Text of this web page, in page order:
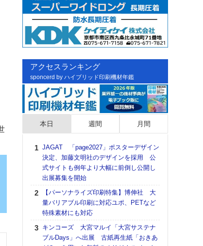
アクセスランキング
sponcerd by ハイブリッド印刷機材年鑑
本日 週間 月間
JAGAT 「page2027」ポスターデザイン
決定、加藤文明社のデザインを採用 公
式サイトも例年より大幅に前倒し公開し
出展募集を開始
【パーソナライズ印刷特集】博伸社 大
量バリアブル印刷に対応ユポ、PETなど
特殊素材にも対応
キンコーズ 大宮マルイ「大宮サステナ
ブルDays」へ出展 古紙再生紙「おきあ